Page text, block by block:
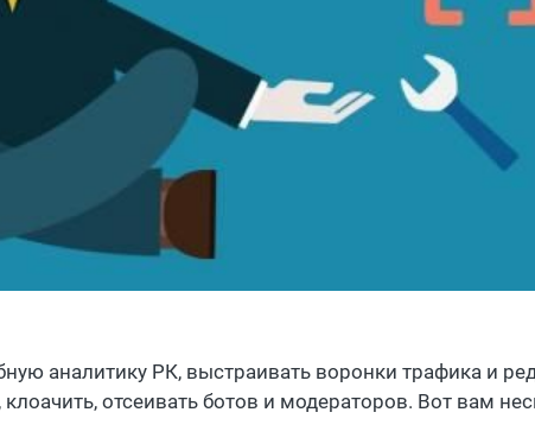
аналитику РК, выстраивать воронки трафика и
отсеивать ботов и модераторов. Вот вам